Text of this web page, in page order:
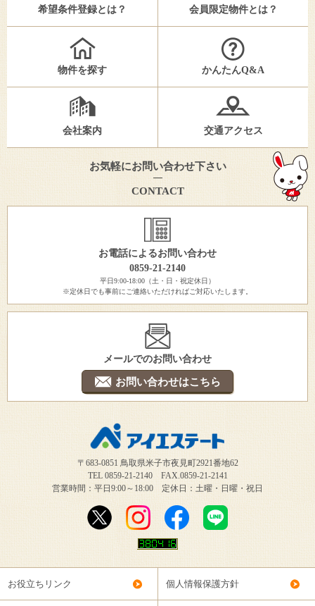
希望条件登録とは？ 会員限定物件とは？
物件を探す かんたんQ&A
会社案内 交通アクセス
お気軽にお問い合わせ下さい
CONTACT
お電話によるお問い合わせ
0859-21-2140
平日9:00-18:00（土・日・祝定休日）
※定休日でも事前にご連絡いただければご対応いたします。
メールでのお問い合わせ
お問い合わせはこちら
〒683-0851 鳥取県米子市夜見町2921番地62
TEL 0859-21-2140 FAX.0859-21-2141
営業時間：平日9:00～18:00 定休日：土曜・日曜・祝日
お役立ちリンク 個人情報保護方針